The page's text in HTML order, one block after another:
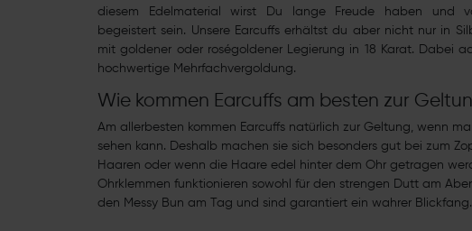
diesem Edelmaterial wirst Du lange Freude haben und
begeistert sein. Unsere Earcuffs erhältst du aber nicht nur in
mit goldener oder roségoldener Legierung in 18 Karat. Dabei
hochwertige Mehrfachvergoldung.
Wie kommen Earcuffs am besten zur
Am allerbesten kommen Earcuffs natürlich zur Geltung, wenn
sehen kann. Deshalb machen sie sich besonders gut bei zum
Haaren oder wenn die Haare edel hinter dem Ohr getragen
Ohrklemmen funktionieren sowohl für den strengen Dutt am
den Messy Bun am Tag und sind garantiert ein wahrer Blickfang.